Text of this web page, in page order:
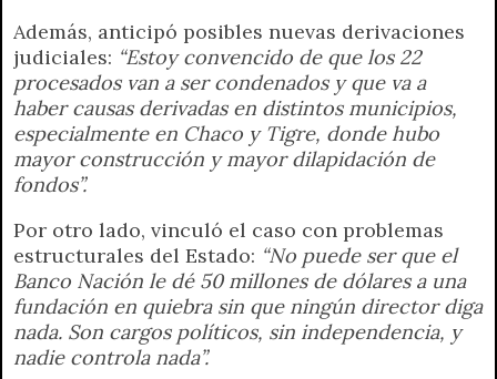
Además, anticipó posibles nuevas derivaciones
judiciales: “Estoy convencido de que los 22
procesados van a ser condenados y que va a
haber causas derivadas en distintos municipios,
especialmente en Chaco y Tigre, donde hubo
mayor construcción y mayor dilapidación de
fondos”.
Por otro lado, vinculó el caso con problemas
estructurales del Estado: “No puede ser que el
Banco Nación le dé 50 millones de dólares a una
fundación en quiebra sin que ningún director diga
nada. Son cargos políticos, sin independencia, y
nadie controla nada”.